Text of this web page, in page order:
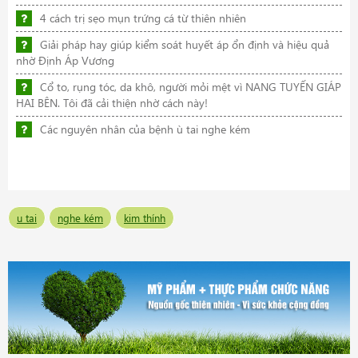
4 cách trị sẹo mụn trứng cá từ thiên nhiên
Giải pháp hay giúp kiểm soát huyết áp ổn định và hiệu quả
nhờ Định Áp Vương
Cổ to, rụng tóc, da khô, người mỏi mệt vì NANG TUYẾN GIÁP
HAI BÊN. Tôi đã cải thiện nhờ cách này!
Các nguyên nhân của bệnh ù tai nghe kém
u tai nghe kém kim thính